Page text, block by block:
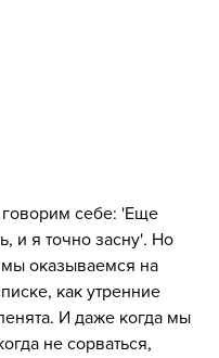
говорим себе: 'Еще
и я точно засну'. Но
мы оказываемся на
как утренние
И даже когда мы
не сорваться,